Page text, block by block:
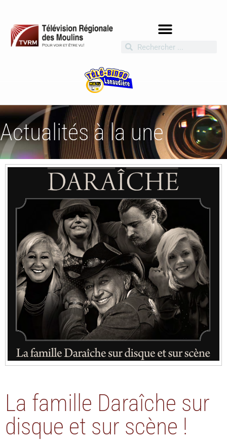
Actualités à la une
La famille Daraîche sur
disque et sur scène !